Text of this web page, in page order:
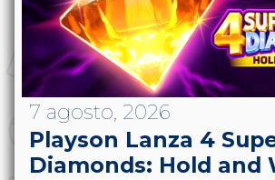
7 agosto, 2026
Playson Lanza 4
Diamonds: Hold and